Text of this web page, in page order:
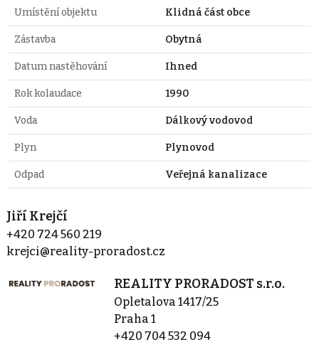
Umístění objektu Klidná část obce
Zástavba Obytná
Datum nastěhování Ihned
Rok kolaudace 1990
Voda Dálkový vodovod
Plyn Plynovod
Odpad Veřejná kanalizace
Jiří Krejčí
+420 724 560 219
krejci@reality-proradost.cz
REALITY PRORADOST s.r.o.
Opletalova 1417/25
Praha 1
+420 704 532 094